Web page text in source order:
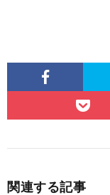
関連する記事